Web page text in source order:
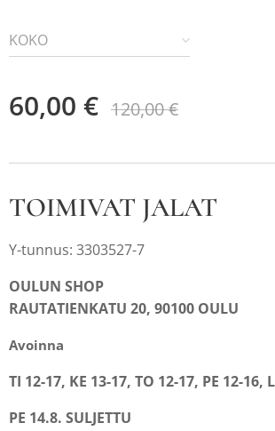
KOKO
60,00 € 120,00€
TOIMIVAT JALAT
Y-tunnus: 3303527-7
OULUN SHOP
RAUTATIENKATU 20, 90100 OULU
Avoinna
TI 12-17, KE 13-17, TO 12-17, PE 12-16,
PE 14.8. SULJETTU